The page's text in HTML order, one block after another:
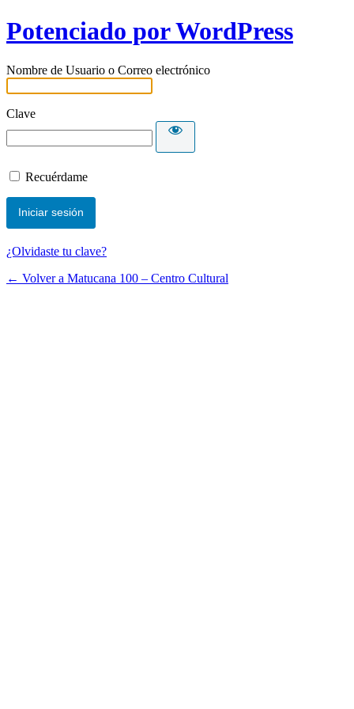
Potenciado por WordPress
Nombre de Usuario o Correo electrónico
Clave
Recuérdame
¿Olvidaste tu clave?
← Volver a Matucana 100 – Centro Cultural